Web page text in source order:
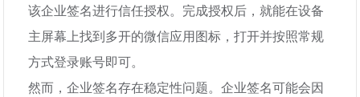
该企业签名进行信任授权。完成授权后，就能在设备
主屏幕上找到多开的微信应用图标，打开并按照常规
方式登录账号即可。
然而，企业签名存在稳定性问题。企业签名可能会因